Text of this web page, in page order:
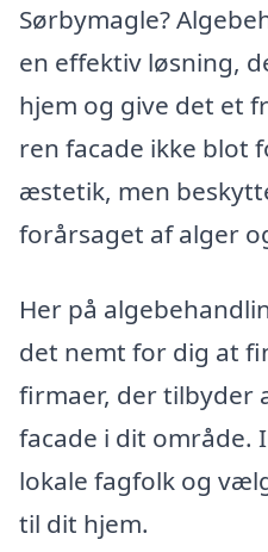
Sørbymagle?
en effektiv løsning,
hjem og give det et
ren facade ikke blot
æstetik, men
forårsaget af alger
Her på
det nemt for dig at
firmaer, der tilbyder
facade i dit område.
lokale fagfolk og
til dit hjem.